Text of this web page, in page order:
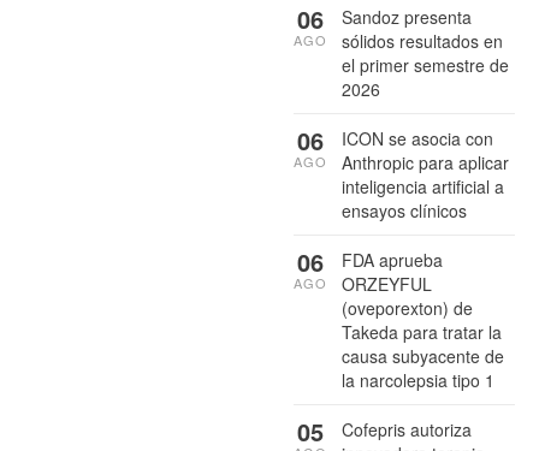
Sandoz presenta
sólidos resultados en
el primer semestre de
2026
06
AGO
ICON se asocia con
Anthropic para aplicar
inteligencia artificial a
ensayos clínicos
06
AGO
FDA aprueba
ORZEYFUL
(oveporexton) de
Takeda para tratar la
causa subyacente de
la narcolepsia tipo 1
06
AGO
Cofepris autoriza
05